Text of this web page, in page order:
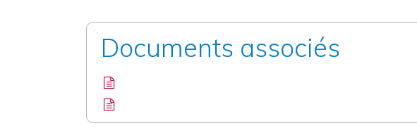
Documents associés